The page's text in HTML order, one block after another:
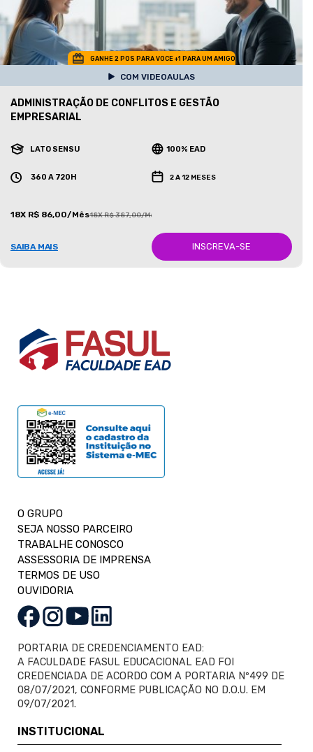
GANHE 2 POS PARA VOCE +1 PARA UM AMIGO
COM VIDEOAULAS
ADMINISTRAÇÃO DE CONFLITOS E GESTÃO
EMPRESARIAL
LATO SENSU 100% EAD
360 A 720H 2 A 12 MESES
18X R$ 86,00/Mês18X R$ 387,00/Mês
SAIBA MAIS INSCREVA-SE
O GRUPO
SEJA NOSSO PARCEIRO
TRABALHE CONOSCO
ASSESSORIA DE IMPRENSA
TERMOS DE USO
OUVIDORIA
PORTARIA DE CREDENCIAMENTO EAD:
A FACULDADE FASUL EDUCACIONAL EAD FOI
CREDENCIADA DE ACORDO COM A PORTARIA Nº499 DE
08/07/2021, CONFORME PUBLICAÇÃO NO D.O.U. EM
09/07/2021.
INSTITUCIONAL